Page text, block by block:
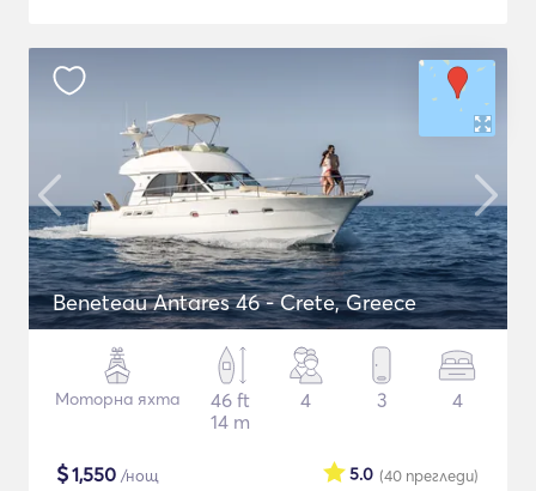
Beneteau Antares 46 - Crete, Greece
Моторна яхта
46 ft
14 m
4 3 4
$1,550 /нощ (40 прегледи)
5.0